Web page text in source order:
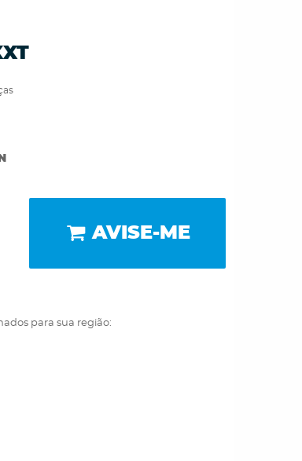
AVISE-ME
para sua região: